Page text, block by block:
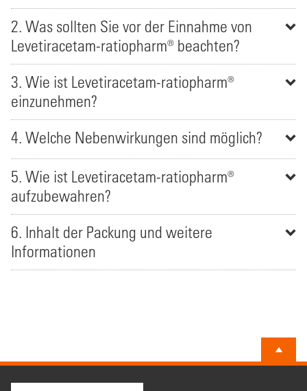
2. Was sollten Sie vor der Einnahme von
Levetiracetam-ratiopharm® beachten?
3. Wie ist Levetiracetam-ratiopharm®
einzunehmen?
4. Welche Nebenwirkungen sind möglich?
5. Wie ist Levetiracetam-ratiopharm®
aufzubewahren?
6. Inhalt der Packung und weitere
Informationen